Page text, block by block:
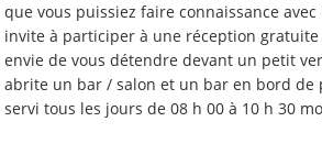
que vous puissiez faire connaissance
invite à participer à une réception gratuite
envie de vous détendre devant un petit
abrite un bar / salon et un bar en bord
servi tous les jours de 08 h 00 à 10 h 30